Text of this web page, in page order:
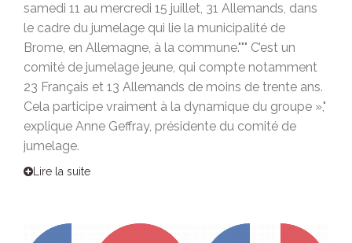
samedi 11 au mercredi 15 juillet, 31 Allemands, dans
le cadre du jumelage qui lie la municipalité de
Brome, en Allemagne, à la commune.""" C’est un
comité de jumelage jeune, qui compte notamment
23 Français et 13 Allemands de moins de trente ans.
Cela participe vraiment à la dynamique du groupe »,"
explique Anne Geffray, présidente du comité de
jumelage.
Lire la suite